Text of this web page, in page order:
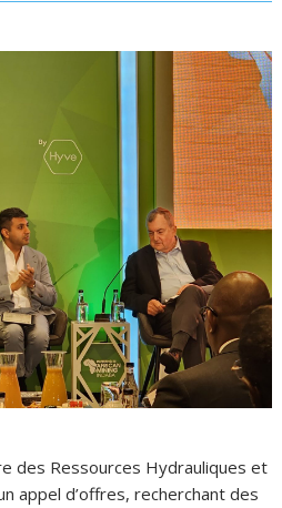
des Ressources Hydrauliques et
appel d’offres, recherchant des